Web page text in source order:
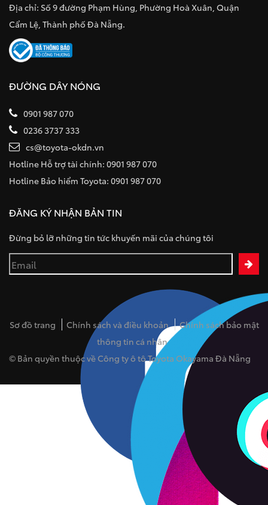
Địa chỉ: Số 9 đường Phạm Hùng, Phường Hoà Xuân, Quận
Cẩm Lệ, Thành phố Đà Nẵng.
ĐƯỜNG DÂY NÓNG
0901 987 070
0236 3737 333
cs@toyota-okdn.vn
Hotline Hỗ trợ tài chính: 0901 987 070
Hotline Bảo hiểm Toyota: 0901 987 070
ĐĂNG KÝ NHẬN BẢN TIN
Đừng bỏ lỡ những tin tức khuyến mãi của chúng tôi
Sơ đồ trang Chính sách và điều khoản
Chính sách bảo mật
thông tin cá nhân
© Bản quyền thuộc về Công ty ô tô Toyota Okayama Đà Nẵng